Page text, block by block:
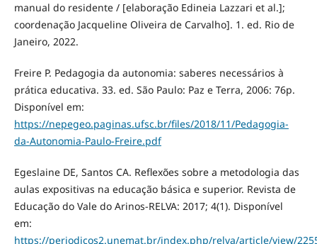
manual do residente / [elaboração Edineia Lazzari et al.];
coordenação Jacqueline Oliveira de Carvalho]. 1. ed. Rio de
Janeiro, 2022.
Freire P. Pedagogia da autonomia: saberes necessários à
prática educativa. 33. ed. São Paulo: Paz e Terra, 2006: 76p.
Disponível em:
https://nepegeo.paginas.ufsc.br/files/2018/11/Pedagogia-
da-Autonomia-Paulo-Freire.pdf
Egeslaine DE, Santos CA. Reflexões sobre a metodologia das
aulas expositivas na educação básica e superior. Revista de
Educação do Vale do Arinos-RELVA: 2017; 4(1). Disponível
em:
https://periodicos2.unemat.br/index.php/relva/article/view/